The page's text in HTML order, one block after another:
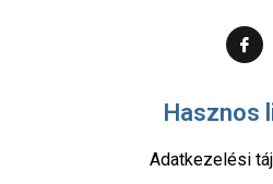
Hasznos
Adatkezelési